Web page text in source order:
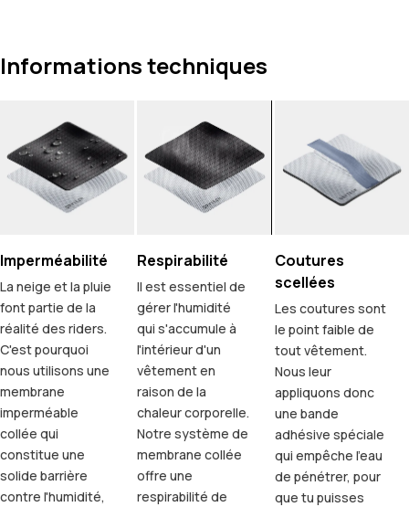
Informations techniques
Imperméabilité
La neige et la pluie
font partie de la
réalité des riders.
C'est pourquoi
nous utilisons une
membrane
imperméable
collée qui
constitue une
solide barrière
contre l'humidité,
Respirabilité
Il est essentiel de
gérer l'humidité
qui s'accumule à
l'intérieur d'un
vêtement en
raison de la
chaleur corporelle.
Notre système de
membrane collée
offre une
respirabilité de
Coutures
scellées
Les coutures sont
le point faible de
tout vêtement.
Nous leur
appliquons donc
une bande
adhésive spéciale
qui empêche l'eau
de pénétrer, pour
que tu puisses